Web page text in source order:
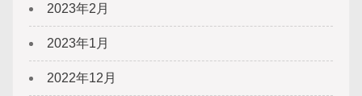
2023年2月
2023年1月
2022年12月